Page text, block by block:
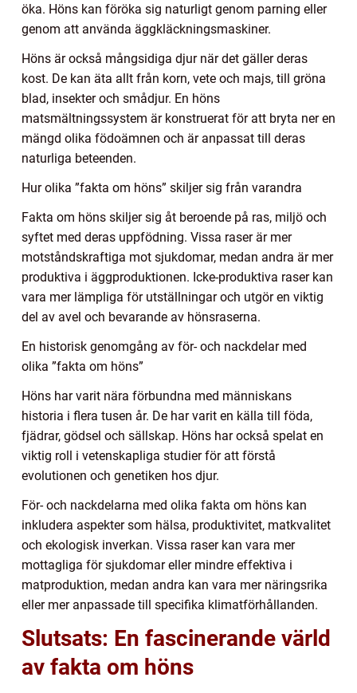
öka. Höns kan föröka sig naturligt genom parning eller
genom att använda äggkläckningsmaskiner.
Höns är också mångsidiga djur när det gäller deras
kost. De kan äta allt från korn, vete och majs, till gröna
blad, insekter och smådjur. En höns
matsmältningssystem är konstruerat för att bryta ner en
mängd olika födoämnen och är anpassat till deras
naturliga beteenden.
Hur olika ”fakta om höns” skiljer sig från varandra
Fakta om höns skiljer sig åt beroende på ras, miljö och
syftet med deras uppfödning. Vissa raser är mer
motståndskraftiga mot sjukdomar, medan andra är mer
produktiva i äggproduktionen. Icke-produktiva raser kan
vara mer lämpliga för utställningar och utgör en viktig
del av avel och bevarande av hönsraserna.
En historisk genomgång av för- och nackdelar med
olika ”fakta om höns”
Höns har varit nära förbundna med människans
historia i flera tusen år. De har varit en källa till föda,
fjädrar, gödsel och sällskap. Höns har också spelat en
viktig roll i vetenskapliga studier för att förstå
evolutionen och genetiken hos djur.
För- och nackdelarna med olika fakta om höns kan
inkludera aspekter som hälsa, produktivitet, matkvalitet
och ekologisk inverkan. Vissa raser kan vara mer
mottagliga för sjukdomar eller mindre effektiva i
matproduktion, medan andra kan vara mer näringsrika
eller mer anpassade till specifika klimatförhållanden.
Slutsats: En fascinerande värld
av fakta om höns